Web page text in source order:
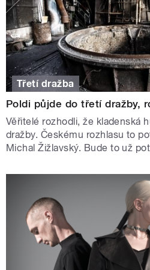
Třetí dražba
Poldi půjde do třetí dražby,
Věřitelé rozhodli, že kladenská
dražby. Českému rozhlasu to
Michal Žižlavský. Bude to už